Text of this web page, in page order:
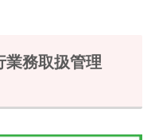
務取扱管理